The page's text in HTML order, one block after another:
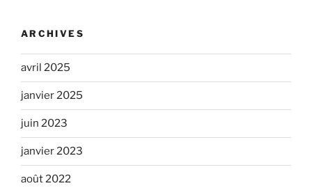
ARCHIVES
avril 2025
janvier 2025
juin 2023
janvier 2023
août 2022